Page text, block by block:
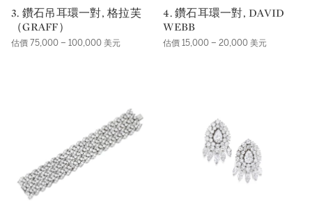
3. 鑽石吊耳環一對, 格拉芙
（GRAFF）
估價 75,000 – 100,000 美元
4. 鑽石耳環一對, DAVID
WEBB
估價 15,000 – 20,000 美元